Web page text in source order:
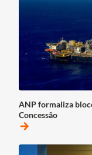
ANP formaliza
Concessão
arrow_forward